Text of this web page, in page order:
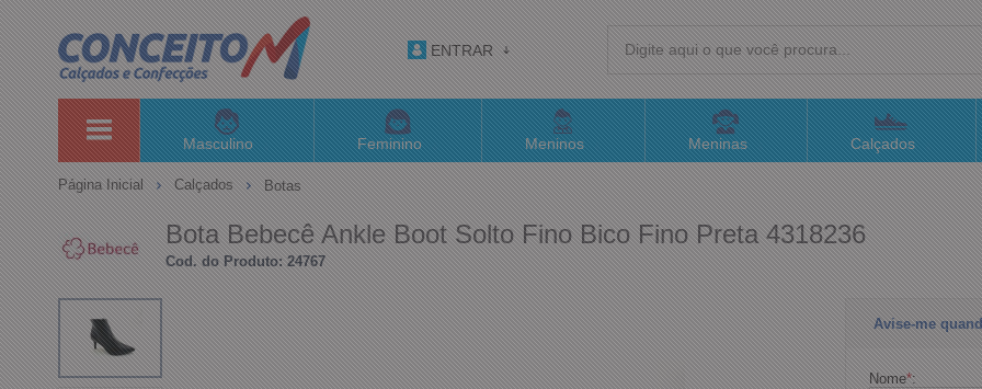
ENTRAR
Masculino Feminino Meninos Meninas Calçados
Página Inicial Calçados Botas
Bota Bebecê Ankle Boot Solto Fino Bico Fino Preta 4318236
Cod. do Produto: 24767
Avise-me
Nome*: